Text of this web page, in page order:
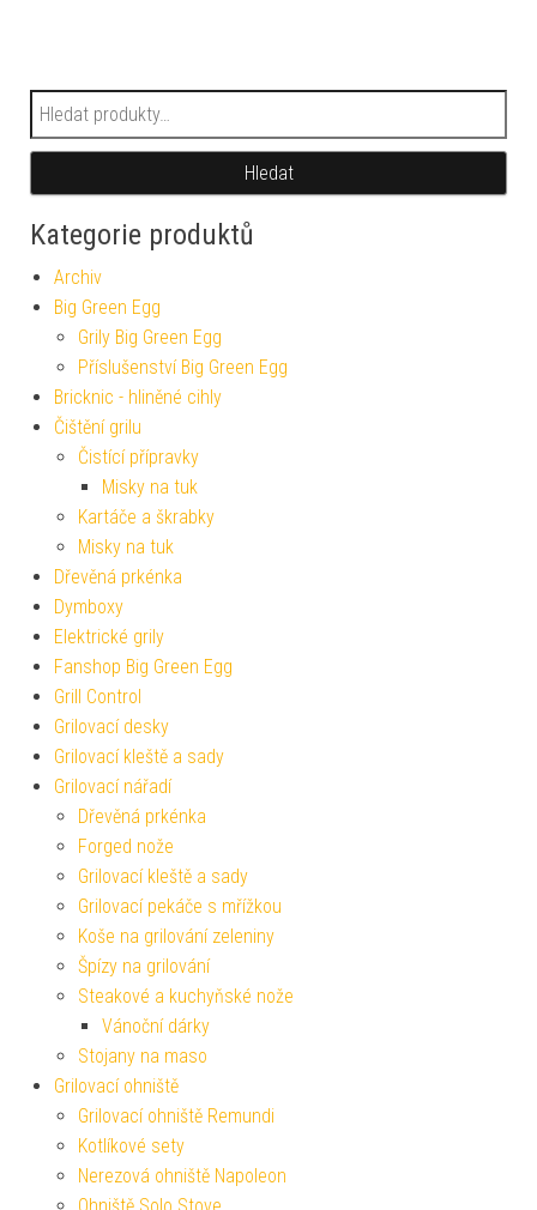
Hledat:
Hledat
Kategorie produktů
Archiv
Big Green Egg
Grily Big Green Egg
Příslušenství Big Green Egg
Bricknic - hliněné cihly
Čištění grilu
Čistící přípravky
Misky na tuk
Kartáče a škrabky
Misky na tuk
Dřevěná prkénka
Dymboxy
Elektrické grily
Fanshop Big Green Egg
Grill Control
Grilovací desky
Grilovací kleště a sady
Grilovací nářadí
Dřevěná prkénka
Forged nože
Grilovací kleště a sady
Grilovací pekáče s mřížkou
Koše na grilování zeleniny
Špízy na grilování
Steakové a kuchyňské nože
Vánoční dárky
Stojany na maso
Grilovací ohniště
Grilovací ohniště Remundi
Kotlíkové sety
Nerezová ohniště Napoleon